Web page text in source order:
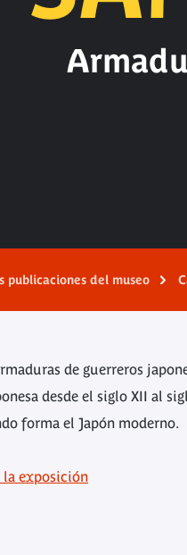
publicaciones del museo
de guerreros
desde el siglo XII al
forma el Japón moderno.
la exposición